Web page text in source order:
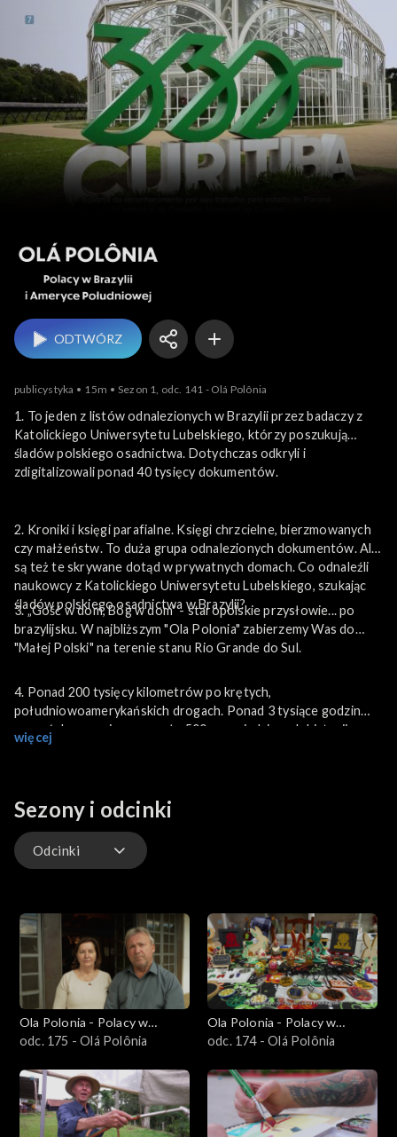
ODTWÓRZ
publicystyka 15m Sezon 1, odc. 141 - Olá Polônia
1. To jeden z listów odnalezionych w Brazylii przez badaczy z
Katolickiego Uniwersytetu Lubelskiego, którzy poszukują
śladów polskiego osadnictwa. Dotychczas odkryli i
zdigitalizowali ponad 40 tysięcy dokumentów.
2. Kroniki i księgi parafialne. Księgi chrzcielne, bierzmowanych
czy małżeństw. To duża grupa odnalezionych dokumentów. Ale
są też te skrywane dotąd w prywatnych domach. Co odnaleźli
naukowcy z Katolickiego Uniwersytetu Lubelskiego, szukając
śladów polskiego osadnictwa w Brazylii?
3. „Gość w dom, Bóg w dom” - staropolskie przysłowie... po
brazylijsku. W najbliższym "Ola Polonia" zabierzemy Was do
"Małej Polski" na terenie stanu Rio Grande do Sul.
4. Ponad 200 tysięcy kilometrów po krętych,
południowoamerykańskich drogach. Ponad 3 tysiące godzin
nagrań. I wreszcie - przeszło 500 opowiedzianych historii.
Podróż polskimi śladami po Ameryce Południowej trwa już od
naszych widzów.
więcej
Sezony i odcinki
Odcinki
Ola Polonia - Polacy w
Brazylii i Ameryce
odc. 175 - Olá Polônia
Ola Polonia - Polacy w
Brazylii i Ameryce
odc. 174 - Olá Polônia